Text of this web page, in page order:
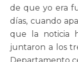
de que yo era
días, cuando
que la noticia
juntaron a los
Departamento